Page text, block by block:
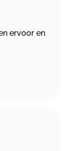
ervoor en